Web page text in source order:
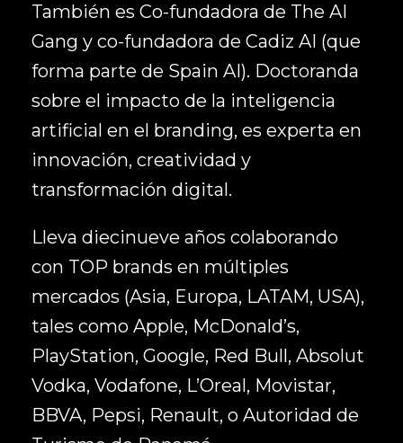
También es Co-fundadora de The AI
Gang y co-fundadora de Cadiz AI (que
forma parte de Spain AI). Doctoranda
sobre el impacto de la inteligencia
artificial en el branding, es experta en
innovación, creatividad y
transformación digital.
Lleva diecinueve años colaborando
con TOP brands en múltiples
mercados (Asia, Europa, LATAM, USA),
tales como Apple, McDonald’s,
PlayStation, Google, Red Bull, Absolut
Vodka, Vodafone, L’Oreal, Movistar,
BBVA, Pepsi, Renault, o Autoridad de